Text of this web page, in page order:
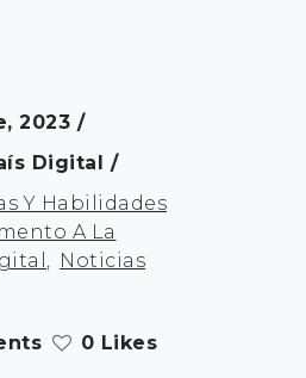
2023
Digital
Y Habilidades
A La
Noticias
0 Likes